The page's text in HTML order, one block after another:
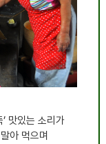
’ 맛있는 소리가
아 먹으며